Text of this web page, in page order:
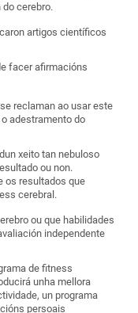
cerebro.
artigos científicos
facer afirmacións
reclaman ao usar este
adestramento do
xeito tan nebuloso
ou non.
os resultados que
cerebral.
ou que habilidades
independente
de fitness
unha mellora
un programa
persoais